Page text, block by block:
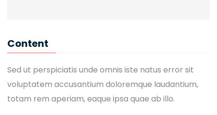
Content
Sed ut perspiciatis unde omnis iste natus error sit
voluptatem accusantium doloremque laudantium,
totam rem aperiam, eaque ipsa quae ab illo.